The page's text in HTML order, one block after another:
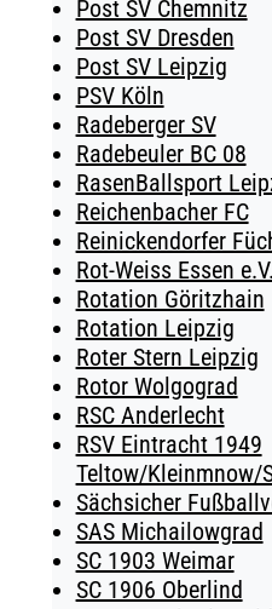
Post SV Chemnitz
Post SV Dresden
Post SV Leipzig
PSV Köln
Radeberger SV
Radebeuler BC 08
RasenBallsport
Reichenbacher FC
Reinickendorfer
Rot-Weiss Essen e.V.
Rotation Göritzhain
Rotation Leipzig
Roter Stern Leipzig
Rotor Wolgograd
RSC Anderlecht
RSV Eintracht 1949
Teltow/Kleinmnow/
Sächsicher
SAS Michailowgrad
SC 1903 Weimar
SC 1906 Oberlind